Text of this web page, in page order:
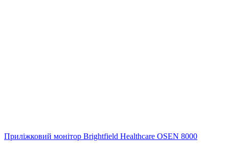
Приліжковий монітор Brightfield Healthcare OSEN 8000